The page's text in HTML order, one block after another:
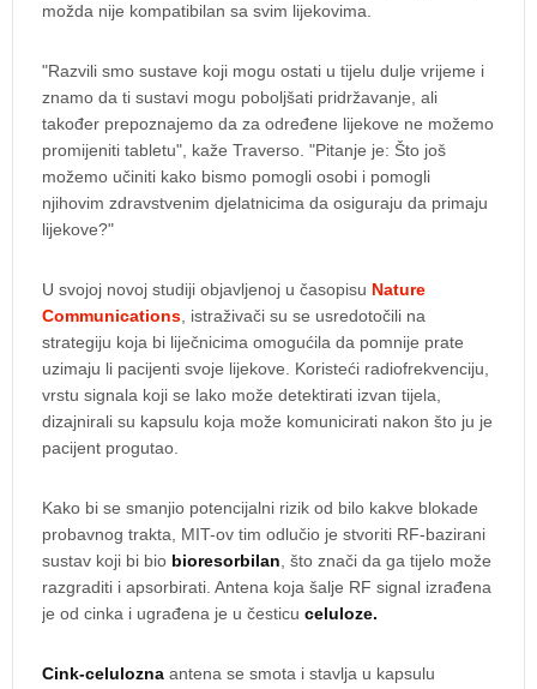
možda nije kompatibilan sa svim lijekovima.
"Razvili smo sustave koji mogu ostati u tijelu dulje vrijeme i
znamo da ti sustavi mogu poboljšati pridržavanje, ali
također prepoznajemo da za određene lijekove ne možemo
promijeniti tabletu", kaže Traverso. "Pitanje je: Što još
možemo učiniti kako bismo pomogli osobi i pomogli
njihovim zdravstvenim djelatnicima da osiguraju da primaju
lijekove?"
U svojoj novoj studiji objavljenoj u časopisu Nature
Communications , istraživači su se usredotočili na
strategiju koja bi liječnicima omogućila da pomnije prate
uzimaju li pacijenti svoje lijekove. Koristeći radiofrekvenciju,
vrstu signala koji se lako može detektirati izvan tijela,
dizajnirali su kapsulu koja može komunicirati nakon što ju je
pacijent progutao.
Kako bi se smanjio potencijalni rizik od bilo kakve blokade
probavnog trakta, MIT-ov tim odlučio je stvoriti RF-bazirani
sustav koji bi bio bioresorbilan , što znači da ga tijelo može
razgraditi i apsorbirati. Antena koja šalje RF signal izrađena
je od cinka i ugrađena je u česticu celuloze.
Cink-celulozna antena se smota i stavlja u kapsulu